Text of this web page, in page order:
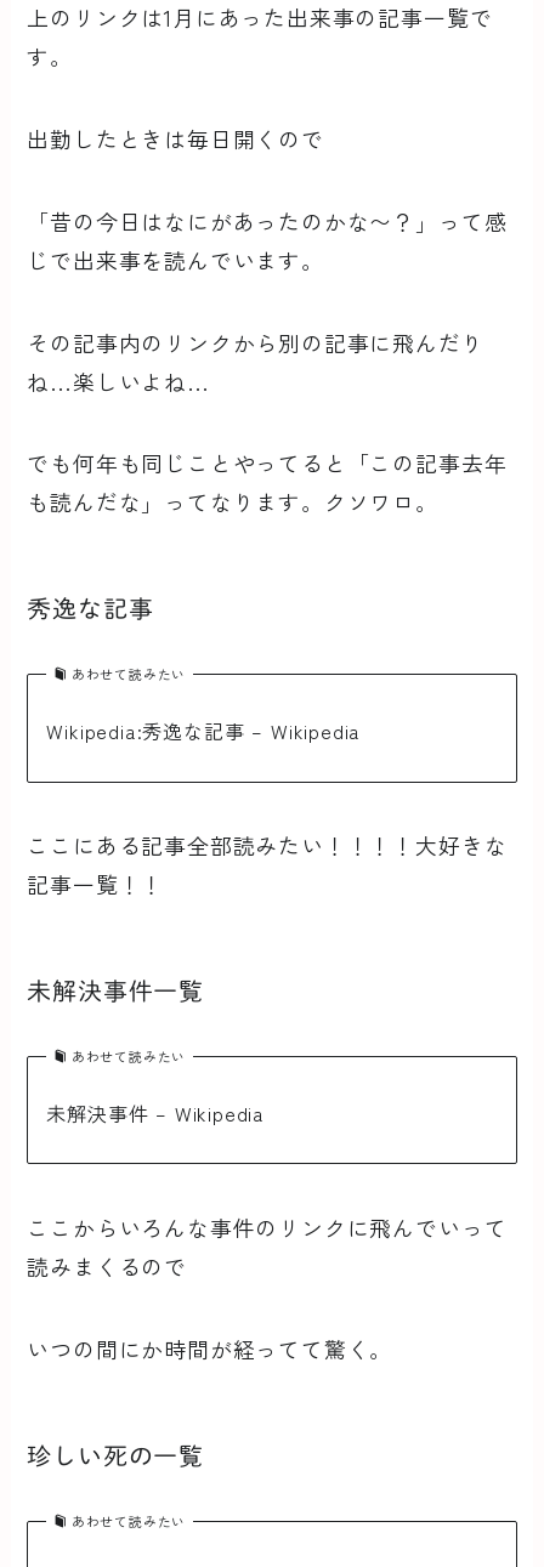
上のリンクは1月にあった出来事の記事一覧で
す。
出勤したときは毎日開くので
「昔の今日はなにがあったのかな〜？」って感
じで出来事を読んでいます。
その記事内のリンクから別の記事に飛んだり
ね…楽しいよね…
でも何年も同じことやってると「この記事去年
も読んだな」ってなります。クソワロ。
秀逸な記事
あわせて読みたい
Wikipedia:秀逸な記事 – Wikipedia
ここにある記事全部読みたい！！！！大好きな
記事一覧！！
未解決事件一覧
あわせて読みたい
未解決事件 – Wikipedia
ここからいろんな事件のリンクに飛んでいって
読みまくるので
いつの間にか時間が経ってて驚く。
珍しい死の一覧
あわせて読みたい